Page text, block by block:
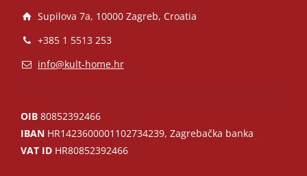
Supilova 7a, 10000 Zagreb, Croatia
+385 1 5513 253
info@kult-home.hr
OIB 80852392466
IBAN HR1423600001102734239, Zagrebačka banka
VAT ID HR80852392466